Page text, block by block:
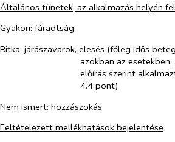
Általános tünetek, az alkalmazás helyén
Gyakori: fáradtság
Ritka: járászavarok, elesés (főleg idős
azokban az
előírás szerint
4.4 pont)
Nem ismert: hozzászokás
Feltételezett mellékhatások bejelentése